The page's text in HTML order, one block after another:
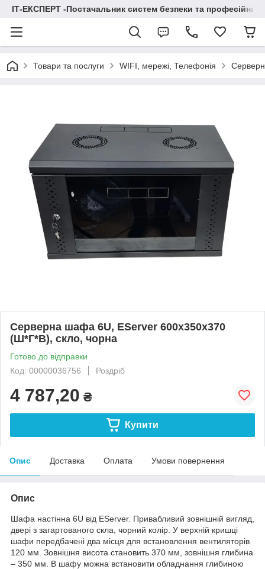
ІТ-ЕКСПЕРТ -Постачальник систем безпеки та професійних
Товари та послуги WIFI, мережі, Телефонія
Серверна шафа 6U, EServer 600х350х370
(Ш*Г*В), скло, чорна
Готово до відправки
Код: 00000036756
Роздріб
4 787,20 ₴
Купити
Опис Доставка Оплата Умови повернення
Опис
Шафа настінна 6U від EServer. Привабливий зовнішній вигляд,
двері з загартованого скла, чорний колір. У верхній кришці
шафи передбачені два місця для встановлення вентиляторів
120 мм. Зовнішня висота становить 370 мм, зовнішня глибина
– 350 мм. В шафу можна встановити обладнання глибиною